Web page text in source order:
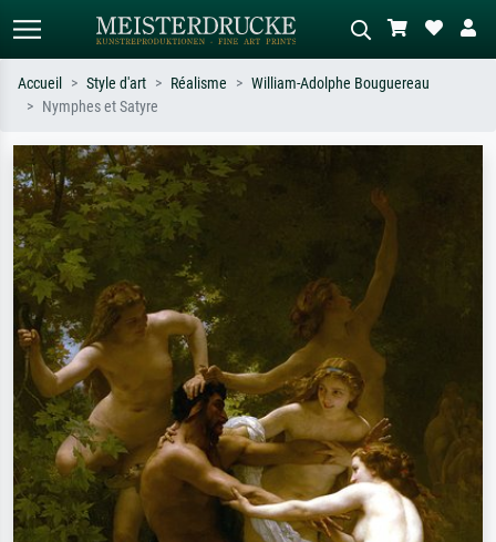
Recherchez par artiste, titre ou style –
ex. Monet, Nuit étoilée,
impressionnisme, vague de Hokusai,
nu.
abstrait avec beaucoup de rouge,
tableau sombre, nu debout près d'un
Accueil Style d'art Réalisme
William-Adolphe Bouguereau
Nymphes et Satyre